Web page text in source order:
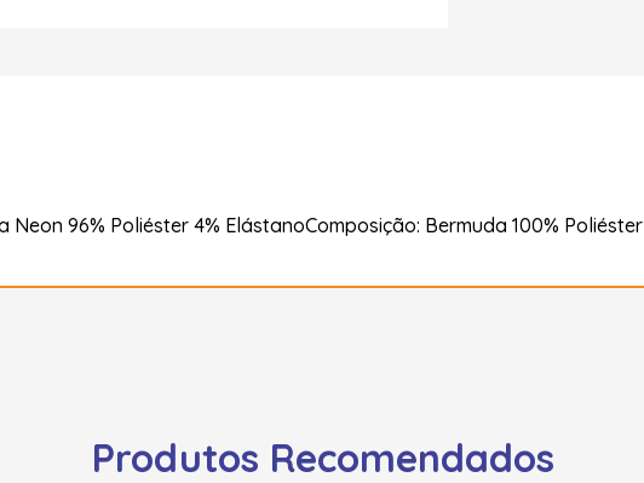
96% Poliéster 4% ElástanoComposição: Bermuda 100% Poliéster
Produtos Recomendados